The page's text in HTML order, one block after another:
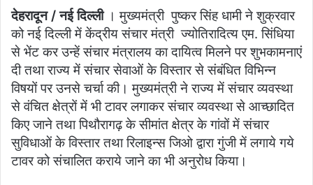
देहरादून / नई दिल्ली। मुख्यमंत्री पुष्कर सिंह धामी ने शुक्रवार
को नई दिल्ली में केंद्रीय संचार मंत्री ज्योतिरादित्य एम. सिंधिया
से भेंट कर उन्हें संचार मंत्रालय का दायित्व मिलने पर शुभकामनाएं
दी तथा राज्य में संचार सेवाओं के विस्तार से संबंधित विभिन्न
विषयों पर उनसे चर्चा की। मुख्यमंत्री ने राज्य में संचार व्यवस्था
से वंचित क्षेत्रों में भी टावर लगाकर संचार व्यवस्था से आच्छादित
किए जाने तथा पिथौरागढ़ के सीमांत क्षेत्र के गांवों में संचार
सुविधाओं के विस्तार तथा रिलाइन्स जिओ द्वारा गुंजी में लगाये गये
टावर को संचालित कराये जाने का भी अनुरोध किया।